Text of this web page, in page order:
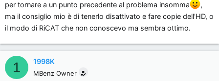
per tornare a un punto precedente al problema insomma
,
ma il consiglio mio è di tenerlo disattivato e fare copie dell'HD, o
il modo di RiCAT che non conoscevo ma sembra ottimo.
1 1998K
MBenz Owner